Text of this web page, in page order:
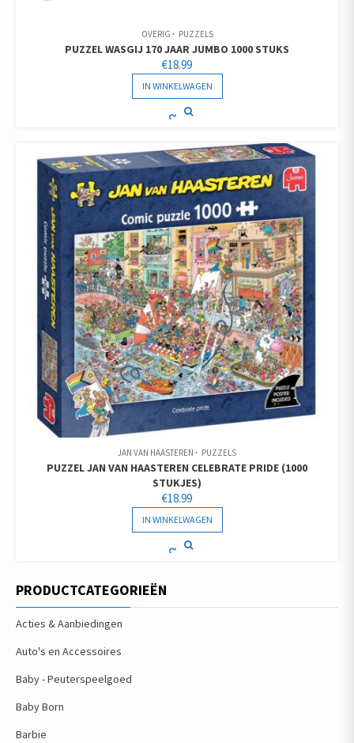
OVERIG PUZZELS
PUZZEL WASGIJ 170 JAAR JUMBO 1000 STUKS
€18.99
IN WINKELWAGEN
JAN VAN HAASTEREN PUZZELS
PUZZEL JAN VAN HAASTEREN CELEBRATE PRIDE (1000
STUKJES)
€18.99
IN WINKELWAGEN
PRODUCTCATEGORIEËN
Acties & Aanbiedingen
Auto's en Accessoires
Baby - Peuterspeelgoed
Baby Born
Barbie